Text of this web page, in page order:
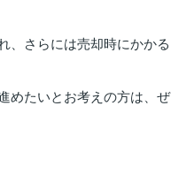
、さらには売却時にかかる
めたいとお考えの方は、ぜ